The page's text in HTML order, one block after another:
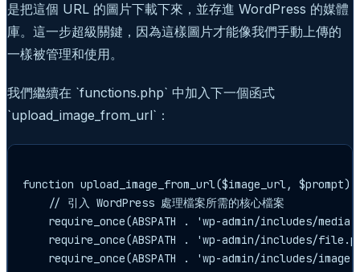
是把這個 URL 的圖片下載下來，並存進 WordPress 的媒體
庫。這一步超級關鍵，因為這樣圖片才能像我們手動上傳的
一樣被管理和使用。
我們繼續在 `functions.php` 中加入下一個函式
`upload_image_from_url`：
function upload_image_from_url($image_url, $prompt)
    // 引入 WordPress 處理檔案所需的核心檔案
require_once(ABSPATH . 'wp-admin/includes/
require_once(ABSPATH . 'wp-admin/includes/
require_once(ABSPATH . 'wp-admin/includes/